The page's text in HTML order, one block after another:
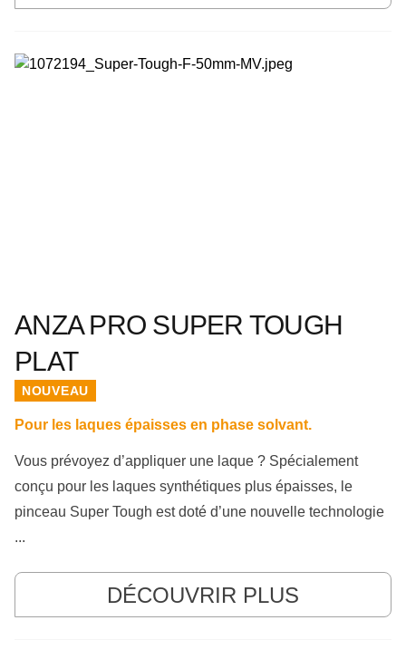
ANZA PRO SUPER TOUGH
PLAT
NOUVEAU
Pour les laques épaisses en phase solvant.
Vous prévoyez d’appliquer une laque ? Spécialement
conçu pour les laques synthétiques plus épaisses, le
pinceau Super Tough est doté d’une nouvelle technologie
...
DÉCOUVRIR PLUS